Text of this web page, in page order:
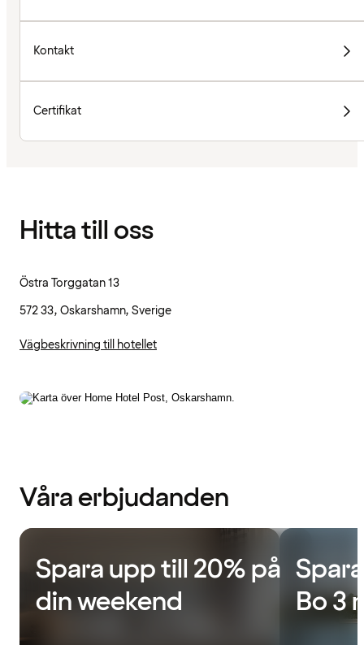
Kontakt
Certifikat
Hitta till oss
Östra Torggatan 13
572 33, Oskarshamn, Sverige
Vägbeskrivning till hotellet
Våra erbjudanden
Spara upp till 20% på
din weekend
Bo 3